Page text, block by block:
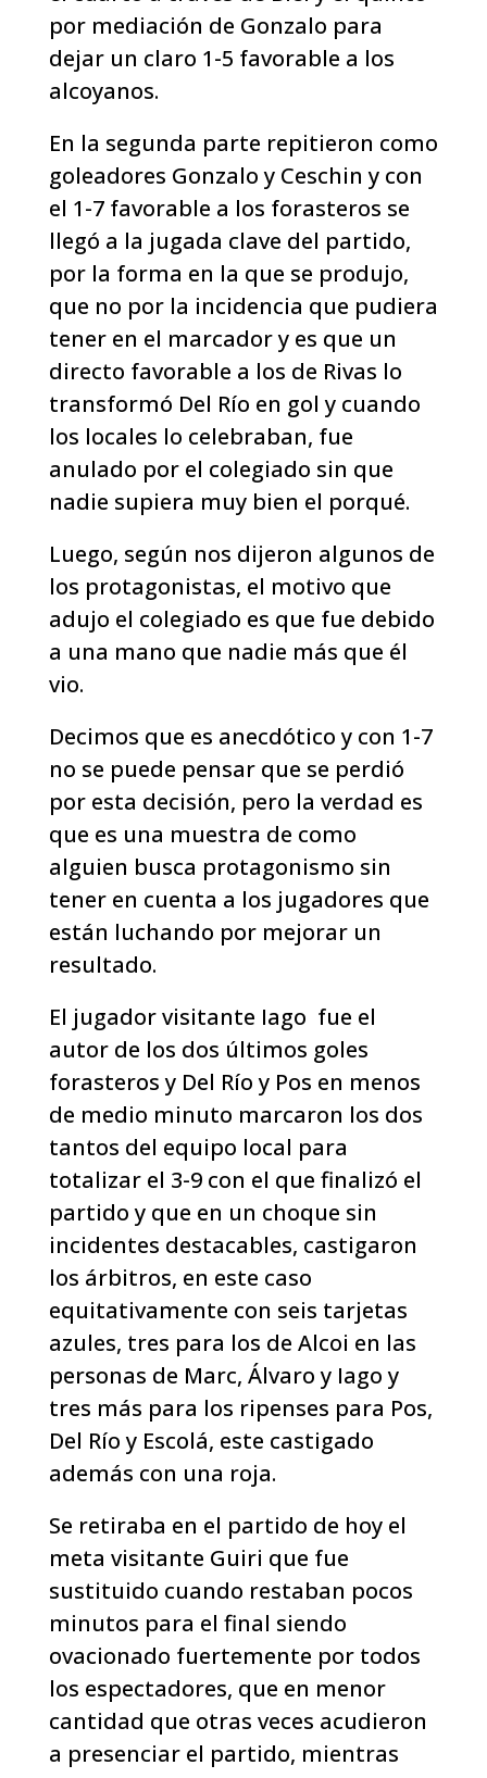
por mediación de Gonzalo para
dejar un claro 1-5 favorable a los
alcoyanos.
En la segunda parte repitieron como
goleadores Gonzalo y Ceschin y con
el 1-7 favorable a los forasteros se
llegó a la jugada clave del partido,
por la forma en la que se produjo,
que no por la incidencia que pudiera
tener en el marcador y es que un
directo favorable a los de Rivas lo
transformó Del Río en gol y cuando
los locales lo celebraban, fue
anulado por el colegiado sin que
nadie supiera muy bien el porqué.
Luego, según nos dijeron algunos de
los protagonistas, el motivo que
adujo el colegiado es que fue debido
a una mano que nadie más que él
vio.
Decimos que es anecdótico y con 1-7
no se puede pensar que se perdió
por esta decisión, pero la verdad es
que es una muestra de como
alguien busca protagonismo sin
tener en cuenta a los jugadores que
están luchando por mejorar un
resultado.
El jugador visitante Iago fue el
autor de los dos últimos goles
forasteros y Del Río y Pos en menos
de medio minuto marcaron los dos
tantos del equipo local para
totalizar el 3-9 con el que finalizó el
partido y que en un choque sin
incidentes destacables, castigaron
los árbitros, en este caso
equitativamente con seis tarjetas
azules, tres para los de Alcoi en las
personas de Marc, Álvaro y Iago y
tres más para los ripenses para Pos,
Del Río y Escolá, este castigado
además con una roja.
Se retiraba en el partido de hoy el
meta visitante Guiri que fue
sustituido cuando restaban pocos
minutos para el final siendo
ovacionado fuertemente por todos
los espectadores, que en menor
cantidad que otras veces acudieron
a presenciar el partido, mientras